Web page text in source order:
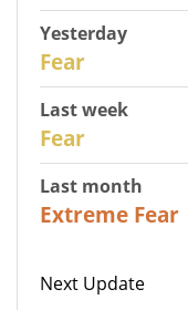
Yesterday
Fear
Last week
Fear
Last month
Extreme Fear
Next Update